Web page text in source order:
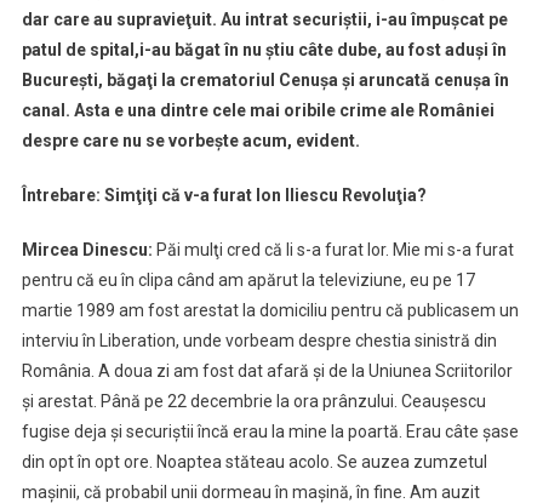
dar care au supravieţuit. Au intrat securiştii, i-au împuşcat pe
patul de spital,i-au băgat în nu ştiu câte dube, au fost aduşi în
Bucureşti, băgaţi la crematoriul Cenuşa şi aruncată cenuşa în
canal. Asta e una dintre cele mai oribile crime ale României
despre care nu se vorbeşte acum, evident.
Întrebare: Simţiţi că v-a furat Ion Iliescu Revoluţia?
Mircea Dinescu: Păi mulţi cred că li s-a furat lor. Mie mi s-a furat
pentru că eu în clipa când am apărut la televiziune, eu pe 17
martie 1989 am fost arestat la domiciliu pentru că publicasem un
interviu în Liberation, unde vorbeam despre chestia sinistră din
România. A doua zi am fost dat afară şi de la Uniunea Scriitorilor
şi arestat. Până pe 22 decembrie la ora prânzului. Ceauşescu
fugise deja şi securiştii încă erau la mine la poartă. Erau câte şase
din opt în opt ore. Noaptea stăteau acolo. Se auzea zumzetul
maşinii, că probabil unii dormeau în maşină, în fine. Am auzit